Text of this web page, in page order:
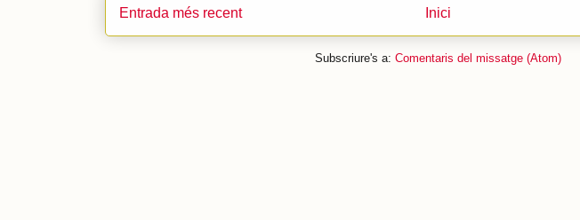
Entrada més recent Inici
Subscriure's a: Comentaris del missatge (Atom)